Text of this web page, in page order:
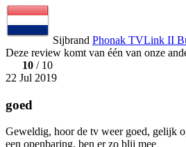
Sijbrand Phonak TVLink II
Deze review komt van één van onze
10 / 10
22 Jul 2019
goed
Geweldig, hoor de tv weer goed, gelijk
een openbaring, ben er zo blij mee